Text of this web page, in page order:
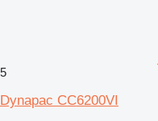
5
Dynapac CC6200VI